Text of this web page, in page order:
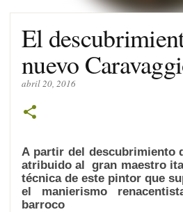
El
nuevo
abril 20, 2016
A partir del descubrimiento
atribuido al gran maestro
técnica de este pintor que
el manierismo
barroco